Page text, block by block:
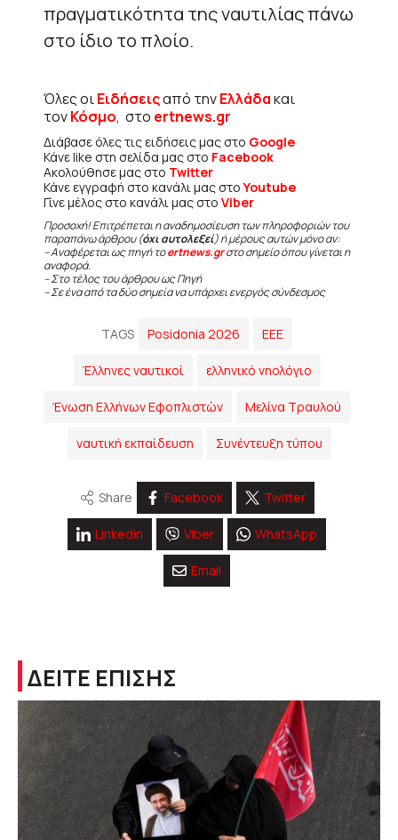
πραγματικότητα της ναυτιλίας πάνω
στο ίδιο το πλοίο.
Όλες οιΕιδήσειςαπό τηνΕλλάδακαι
τονΚόσμο, στο ertnews.gr
Διάβασε όλες τις ειδήσεις μας στο Google
Κάνε like στη σελίδα μας στο Facebook
Ακολούθησε μας στο Twitter
Κάνε εγγραφή στο κανάλι μας στοYoutube
Γίνε μέλος στο κανάλι μας στο Viber
Προσοχή! Επιτρέπεται η αναδημοσίευση των πληροφοριών του
παραπάνω άρθρου (όχι αυτολεξεί) ή μέρους αυτών μόνο αν:
– Αναφέρεται ως πηγή τοertnews.grστο σημείο όπου γίνεται η
αναφορά.
– Στο τέλος του άρθρου ως Πηγή
– Σε ένα από τα δύο σημεία να υπάρχει ενεργός σύνδεσμος
TAGS Posidonia 2026 ΕΕΕ
Έλληνες ναυτικοί ελληνικό νηολόγιο
Ένωση Ελλήνων Εφοπλιστών Μελίνα Τραυλού
ναυτική εκπαίδευση Συνέντευξη τύπου
Share Facebook Twitter
Linkedin Viber WhatsApp
Email
ΔΕΙΤΕ ΕΠΙΣΗΣ